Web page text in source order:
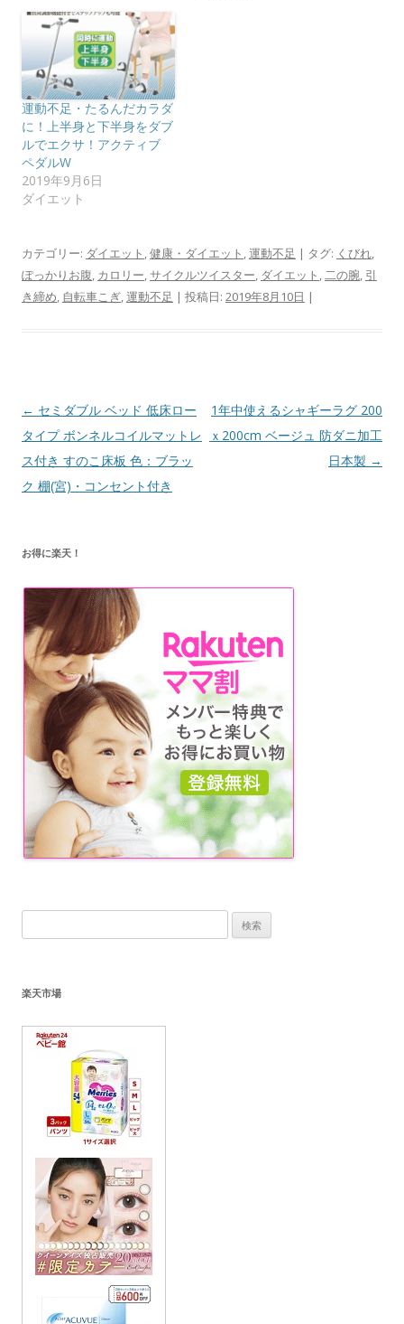
運動不足・たるんだカラダ
に！上半身と下半身をダブ
ルでエクサ！アクティブ
ペダルW
2019年9月6日
ダイエット
カテゴリー: ダイエット ,健康・ダイエット ,運動不足 | タグ: くびれ,
ぽっかりお腹, カロリー,サイクルツイスター, ダイエット ,二の腕, 引
き締め, 自転車こぎ,運動不足 | 投稿日: 2019年8月10日 |
投
稿
ナ
ビ
シ
ョ
ン
← セミダブル ベッド 低床ロー
タイプ ボンネルコイルマットレ
ス付き すのこ床板 色：ブラッ
ク 棚(宮)・コンセント付き
1年中使えるシャギーラグ 200
ｘ200cm ベージュ 防ダニ加工
日本製 →
お得に楽天！
索:
楽天市場